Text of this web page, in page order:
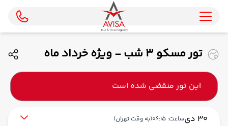
تور مسکو 3 شب - ویژه خرداد ماه
1405 ( ماهان )
این تور منقضی شده است
30 دی ساعت: 06:15 (به وقت تهران)